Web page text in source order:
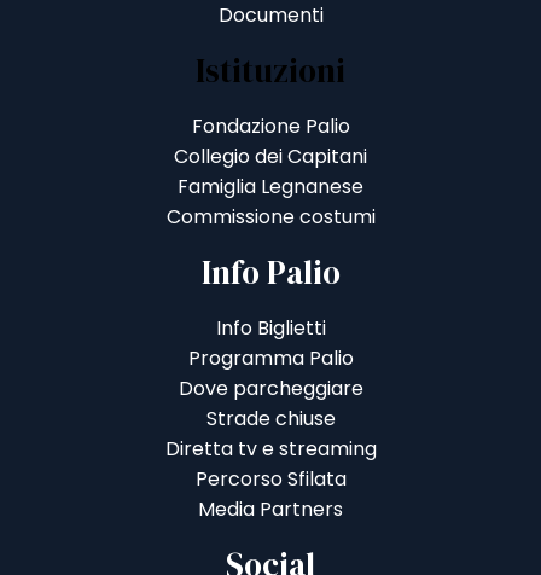
Documenti
Istituzioni
Fondazione Palio
Collegio dei Capitani
Famiglia Legnanese
Commissione costumi
Info Palio
Info Biglietti
Programma Palio
Dove parcheggiare
Strade chiuse
Diretta tv e streaming
Percorso Sfilata
Media Partners
Social